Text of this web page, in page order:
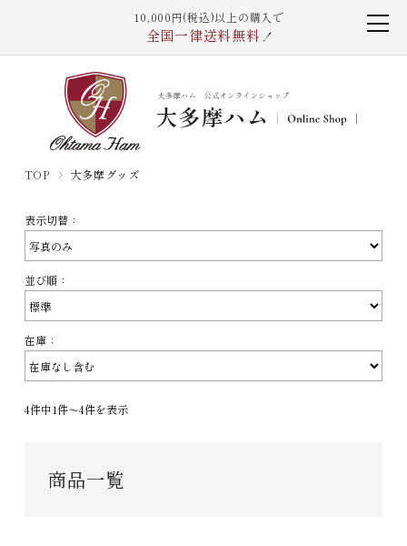
10,000円(税込)以上の購入で
全国一律送料無料 ！
TOP 大多摩グッズ
表示切替：
並び順：
在庫：
4件中1件〜4件を表示
商品一覧